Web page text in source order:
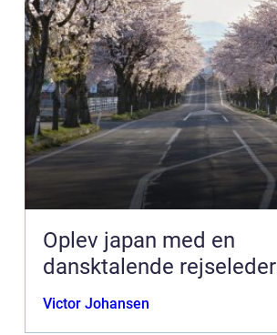
Oplev japan med en
dansktalende rejseleder
Victor Johansen